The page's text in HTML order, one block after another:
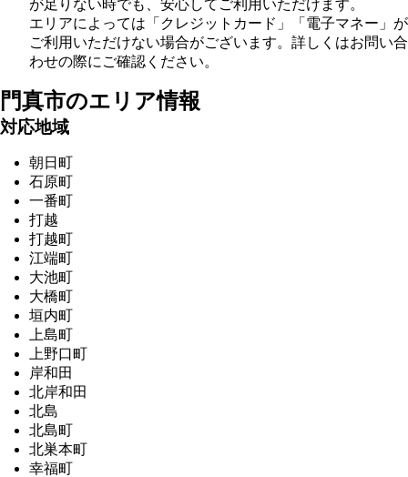
が足りない時でも、安心してご利用いただけます。
エリアによっては「クレジットカード」「電子マネー」が
ご利用いただけない場合がございます。詳しくはお問い合
わせの際にご確認ください。
門真市のエリア情報
対応地域
朝日町
石原町
一番町
打越
打越町
江端町
大池町
大橋町
垣内町
上島町
上野口町
岸和田
北岸和田
北島
北島町
北巣本町
幸福町